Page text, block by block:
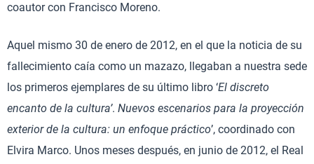
coautor con Francisco Moreno.
Aquel mismo 30 de enero de 2012, en el que la noticia de su
fallecimiento caía como un mazazo, llegaban a nuestra sede
los primeros ejemplares de su último libro ‘El discreto
encanto de la cultura’. Nuevos escenarios para la proyección
exterior de la cultura: un enfoque práctico’, coordinado con
Elvira Marco. Unos meses después, en junio de 2012, el Real